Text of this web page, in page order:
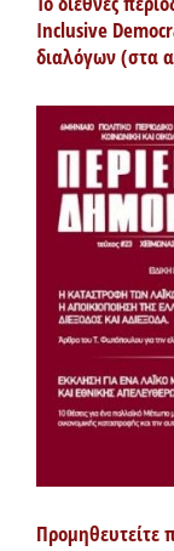
Inclusive
διαλόγων (στα
Προμηθευτείτε